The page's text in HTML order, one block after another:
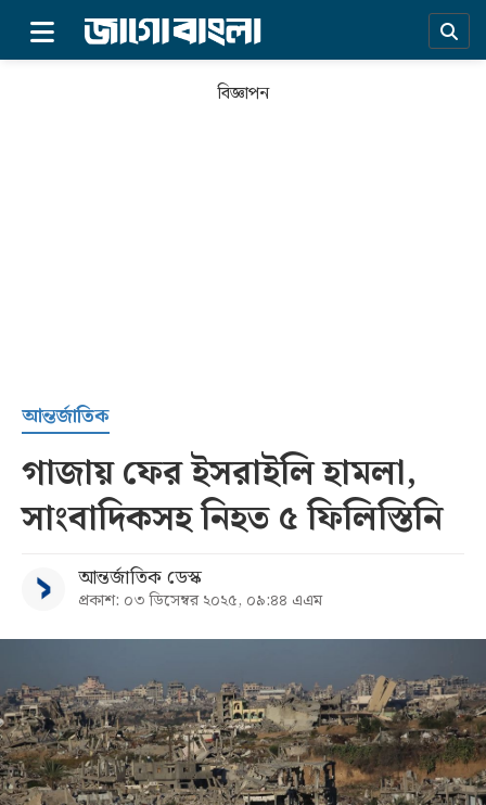
সর্বশেষ
বিভাগ
কনভার্টার
বিজ্ঞাপন
আন্তর্জাতিক
গাজায় ফের ইসরাইলি হামলা,
সাংবাদিকসহ নিহত ৫ ফিলিস্তিনি
আন্তর্জাতিক ডেস্ক
প্রকাশ: ০৩ ডিসেম্বর ২০২৫, ০৯:৪৪ এএম